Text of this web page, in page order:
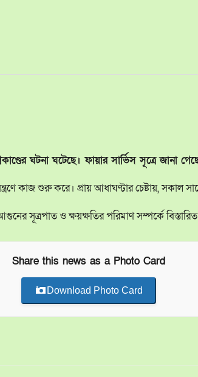
ঘটনা ঘটেছে। ফায়ার সার্ভিস সূত্রে জানা
কাজ শুরু করে। প্রায় আধাঘণ্টার চেষ্টায়, সকাল
সূত্রপাত ও ক্ষয়ক্ষতির পরিমাণ সম্পর্কে
Share this news as a Photo Card
Download Photo Card